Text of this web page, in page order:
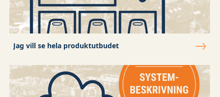
Jag vill se hela produktutbudet